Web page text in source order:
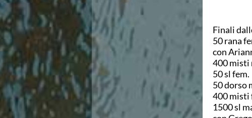
Sostenibilità
Privacy
Cookie Policy
Archivio News
Flash News
Galleria fotografica
Videogallery
Intranet
Webmail
Finali
50 rana
con
400 misti
50 sl fem.
50 dorso
400 misti
1500 sl